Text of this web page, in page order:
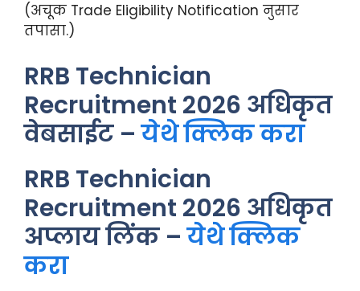
(अचूक Trade Eligibility Notification नुसार
तपासा.)
RRB Technician
Recruitment 2026 अधिकृत
वेबसाईट –येथे क्लिक करा
RRB Technician
Recruitment 2026 अधिकृत
अप्लाय लिंक –येथे क्लिक
करा